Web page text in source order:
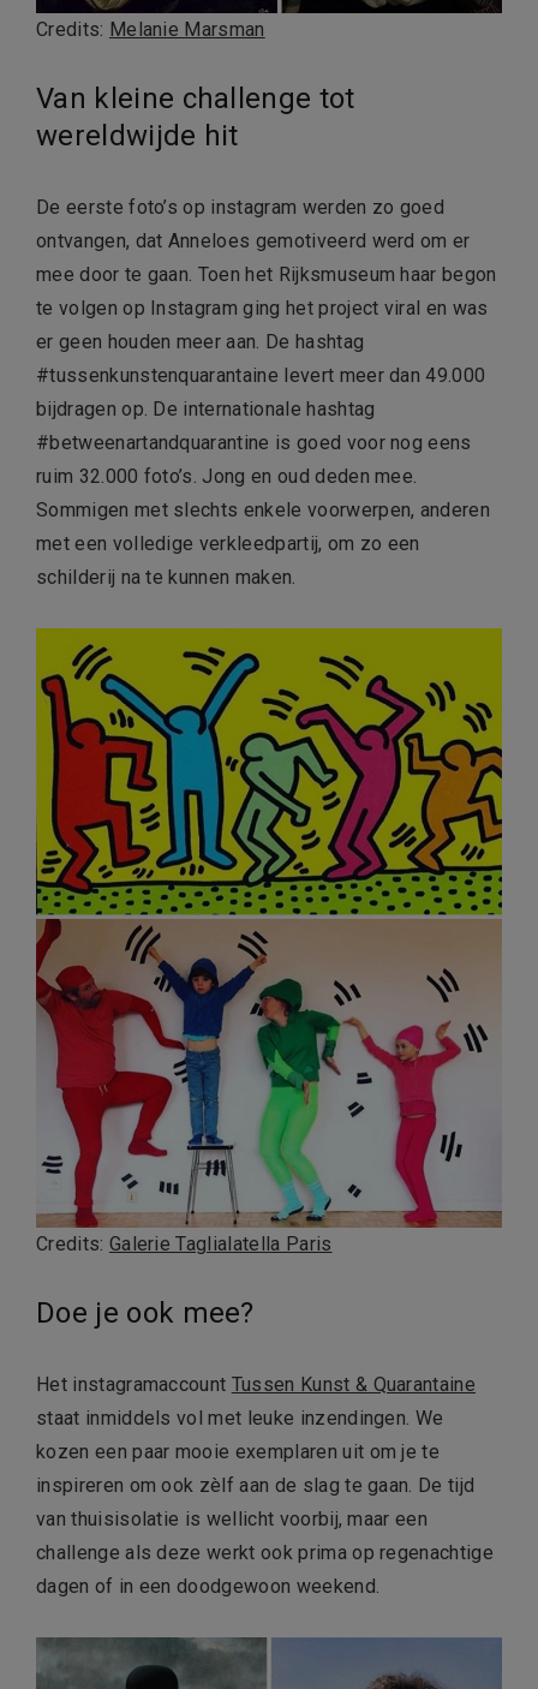
Credits: Melanie Marsman
Van kleine challenge tot
wereldwijde hit
De eerste foto’s op instagram werden zo goed
ontvangen, dat Anneloes gemotiveerd werd om er
mee door te gaan. Toen het Rijksmuseum haar begon
te volgen op Instagram ging het project viral en was
er geen houden meer aan. De hashtag
#tussenkunstenquarantaine levert meer dan 49.000
bijdragen op. De internationale hashtag
#betweenartandquarantine is goed voor nog eens
ruim 32.000 foto’s. Jong en oud deden mee.
Sommigen met slechts enkele voorwerpen, anderen
met een volledige verkleedpartij, om zo een
schilderij na te kunnen maken.
Credits: Galerie Taglialatella Paris
Doe je ook mee?
Het instagramaccount Tussen Kunst & Quarantaine
staat inmiddels vol met leuke inzendingen. We
kozen een paar mooie exemplaren uit om je te
inspireren om ook zèlf aan de slag te gaan. De tijd
van thuisisolatie is wellicht voorbij, maar een
challenge als deze werkt ook prima op regenachtige
dagen of in een doodgewoon weekend.